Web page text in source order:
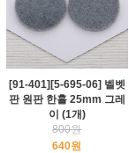
[91-401][5-695-06] 벨벳
판 원판 한홀 25mm 그레
이 (1개)
800원
640원